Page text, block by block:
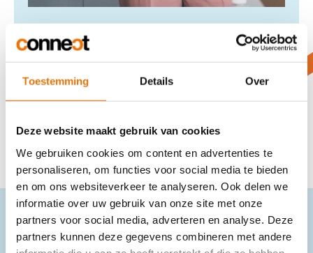
Toestemming Details Over
Deze website maakt gebruik van cookies
We gebruiken cookies om content en advertenties te
personaliseren, om functies voor social media te bieden
en om ons websiteverkeer te analyseren. Ook delen we
informatie over uw gebruik van onze site met onze
partners voor social media, adverteren en analyse. Deze
partners kunnen deze gegevens combineren met andere
Lisa
Art Director
Babbelen over